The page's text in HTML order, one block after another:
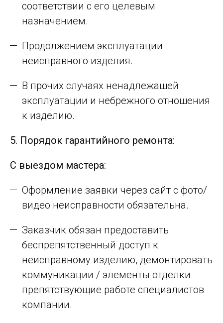
соответствии с его целевым
назначением.
Продолжением эксплуатации
неисправного изделия.
В прочих случаях ненадлежащей
эксплуатации и небрежного отношения
к изделию.
5. Порядок гарантийного ремонта:
С выездом мастера:
Оформление заявки через сайт с фото/
видео неисправности обязательна.
Заказчик обязан предоставить
беспрепятственный доступ к
неисправному изделию, демонтировать
коммуникации / элементы отделки
препятствующие работе специалистов
компании.